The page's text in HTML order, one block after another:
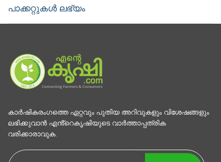
പാക്കറ്റുകൾ ലഭ്യം
കാര്‍ഷികരംഗത്തെ ഏറ്റവും പുതിയ അറിവുകളും വിശേഷങ്ങളും
ലഭിക്കുവാന്‍ എൻ്റെകൃഷിയുടെ വാര്‍ത്താപ്പത്രിക
വരിക്കാരാവുക.